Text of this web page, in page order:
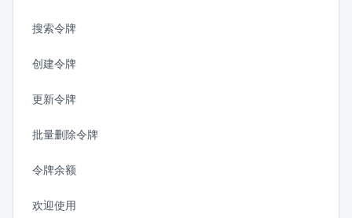
搜索令牌
创建令牌
更新令牌
批量删除令牌
令牌余额
欢迎使用